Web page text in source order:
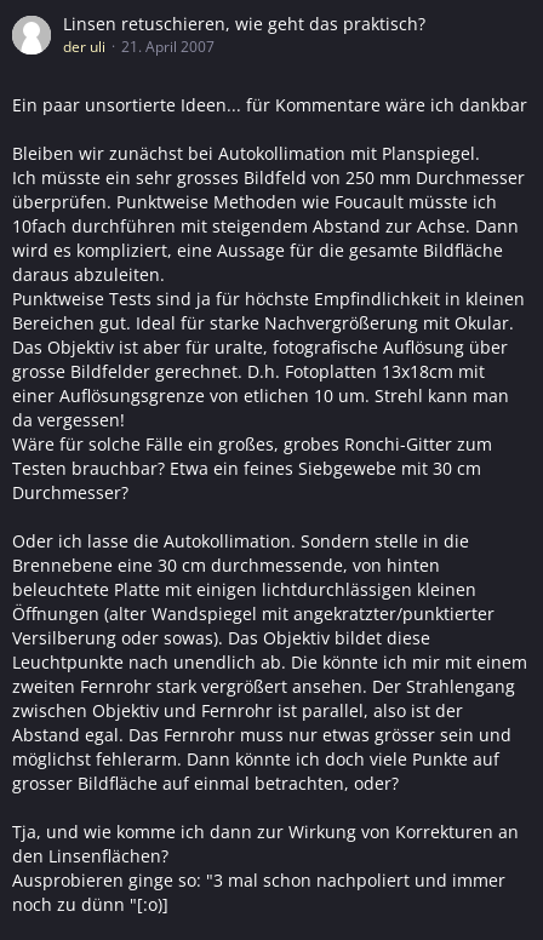
Linsen retuschieren, wie geht das praktisch?
der uli 21. April 2007
Ein paar unsortierte Ideen... für Kommentare wäre ich dankbar
Bleiben wir zunächst bei Autokollimation mit Planspiegel.
Ich müsste ein sehr grosses Bildfeld von 250 mm Durchmesser
überprüfen. Punktweise Methoden wie Foucault müsste ich
10fach durchführen mit steigendem Abstand zur Achse. Dann
wird es kompliziert, eine Aussage für die gesamte Bildfläche
daraus abzuleiten.
Punktweise Tests sind ja für höchste Empfindlichkeit in kleinen
Bereichen gut. Ideal für starke Nachvergrößerung mit Okular.
Das Objektiv ist aber für uralte, fotografische Auflösung über
grosse Bildfelder gerechnet. D.h. Fotoplatten 13x18cm mit
einer Auflösungsgrenze von etlichen 10 um. Strehl kann man
da vergessen!
Wäre für solche Fälle ein großes, grobes Ronchi-Gitter zum
Testen brauchbar? Etwa ein feines Siebgewebe mit 30 cm
Durchmesser?
Oder ich lasse die Autokollimation. Sondern stelle in die
Brennebene eine 30 cm durchmessende, von hinten
beleuchtete Platte mit einigen lichtdurchlässigen kleinen
Öffnungen (alter Wandspiegel mit angekratzter/punktierter
Versilberung oder sowas). Das Objektiv bildet diese
Leuchtpunkte nach unendlich ab. Die könnte ich mir mit einem
zweiten Fernrohr stark vergrößert ansehen. Der Strahlengang
zwischen Objektiv und Fernrohr ist parallel, also ist der
Abstand egal. Das Fernrohr muss nur etwas grösser sein und
möglichst fehlerarm. Dann könnte ich doch viele Punkte auf
grosser Bildfläche auf einmal betrachten, oder?
Tja, und wie komme ich dann zur Wirkung von Korrekturen an
den Linsenflächen?
Ausprobieren ginge so: "3 mal schon nachpoliert und immer
noch zu dünn "[:o)]